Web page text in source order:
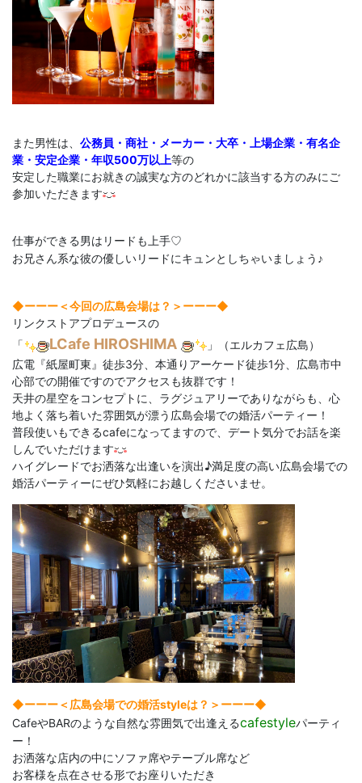
また男性は、 公務員・商社・メーカー・大卒・上場企業・有名企
業・安定企業・年収500万以上等の
安定した職業にお就きの誠実な方のどれかに該当する方のみにご
参加いただきます
仕事ができる男はリードも上手♡
お兄さん系な彼の優しいリードにキュンとしちゃいましょう♪
◆ーーー＜今回の広島会場は？＞ ーーー◆
リンクストアプロデュースの
「
LCafe HIROSHIMA
」（エルカフェ広島）
広電『紙屋町東』徒歩3分、本通りアーケード徒歩1分、広島市中
心部での開催ですのでアクセスも抜群です！
天井の星空をコンセプトに、ラグジュアリーでありながらも、心
地よく落ち着いた雰囲気が漂う広島会場での婚活パーティー！
普段使いもできるcafeになってますので、デート気分でお話を楽
しんでいただけます
ハイグレードでお洒落な出逢いを演出♪満足度の高い広島会場での
婚活パーティーにぜひ気軽にお越しくださいませ。
◆ーーー＜広島会場での婚活styleは？＞ーーー◆
CafeやBARのような自然な雰囲気で出逢えるcafestyleパーティ
ー！
お洒落な店内の中にソファ席やテーブル席など
お客様を点在させる形でお座りいただき